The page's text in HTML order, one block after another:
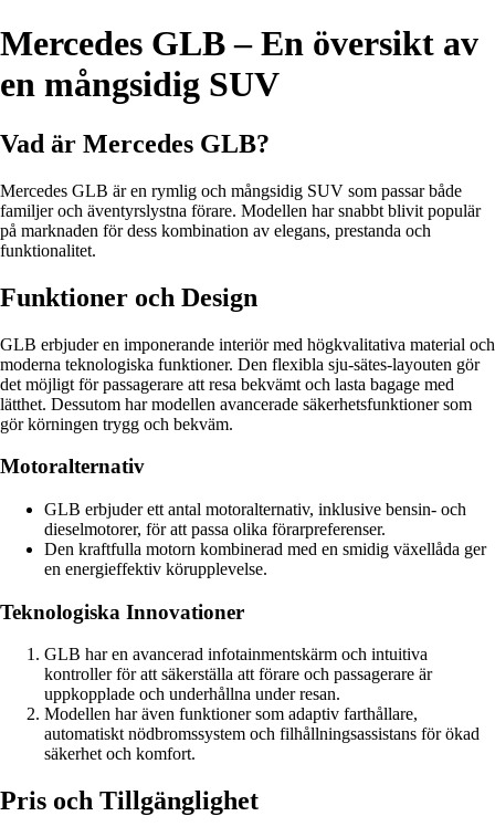
Mercedes GLB – En översikt av
en mångsidig SUV
Vad är Mercedes GLB?
Mercedes GLB är en rymlig och mångsidig SUV som passar både
familjer och äventyrslystna förare. Modellen har snabbt blivit populär
på marknaden för dess kombination av elegans, prestanda och
funktionalitet.
Funktioner och Design
GLB erbjuder en imponerande interiör med högkvalitativa material och
moderna teknologiska funktioner. Den flexibla sju-sätes-layouten gör
det möjligt för passagerare att resa bekvämt och lasta bagage med
lätthet. Dessutom har modellen avancerade säkerhetsfunktioner som
gör körningen trygg och bekväm.
Motoralternativ
GLB erbjuder ett antal motoralternativ, inklusive bensin- och
dieselmotorer, för att passa olika förarpreferenser.
Den kraftfulla motorn kombinerad med en smidig växellåda ger
en energieffektiv körupplevelse.
Teknologiska Innovationer
GLB har en avancerad infotainmentskärm och intuitiva
kontroller för att säkerställa att förare och passagerare är
uppkopplade och underhållna under resan.
Modellen har även funktioner som adaptiv farthållare,
automatiskt nödbromssystem och filhållningsassistans för ökad
säkerhet och komfort.
Pris och Tillgänglighet